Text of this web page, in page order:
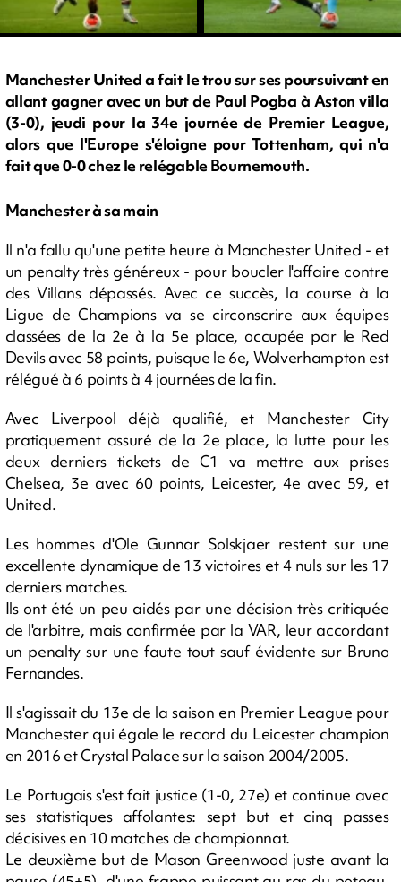
Manchester United a fait le trou sur ses poursuivant en
allant gagner avec un but de Paul Pogba à Aston villa
(3-0), jeudi pour la 34e journée de Premier League,
alors que l'Europe s'éloigne pour Tottenham, qui n'a
fait que 0-0 chez le relégable Bournemouth.
Manchester à sa main
Il n'a fallu qu'une petite heure à Manchester United - et
un penalty très généreux - pour boucler l'affaire contre
des Villans dépassés. Avec ce succès, la course à la
Ligue de Champions va se circonscrire aux équipes
classées de la 2e à la 5e place, occupée par le Red
Devils avec 58 points, puisque le 6e, Wolverhampton est
rélégué à 6 points à 4 journées de la fin.
Avec Liverpool déjà qualifié, et Manchester City
pratiquement assuré de la 2e place, la lutte pour les
deux derniers tickets de C1 va mettre aux prises
Chelsea, 3e avec 60 points, Leicester, 4e avec 59, et
United.
Les hommes d'Ole Gunnar Solskjaer restent sur une
excellente dynamique de 13 victoires et 4 nuls sur les 17
derniers matches.
Ils ont été un peu aidés par une décision très critiquée
de l'arbitre, mais confirmée par la VAR, leur accordant
un penalty sur une faute tout sauf évidente sur Bruno
Fernandes.
Il s'agissait du 13e de la saison en Premier League pour
Manchester qui égale le record du Leicester champion
en 2016 et Crystal Palace sur la saison 2004/2005.
Le Portugais s'est fait justice (1-0, 27e) et continue avec
ses statistiques affolantes: sept but et cinq passes
décisives en 10 matches de championnat.
Le deuxième but de Mason Greenwood juste avant la